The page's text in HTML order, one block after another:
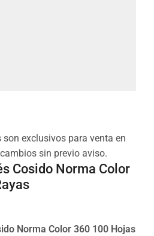
exclusivos para venta en
sin previo aviso.
Cosido Norma Color
Norma Color 360 100 Hojas